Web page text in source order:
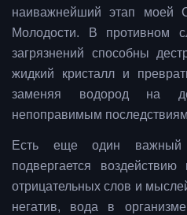
наиважнейший этап моей
Молодости. В противном
загрязнений способны
жидкий кристалл и
заменяя водород на
непоправимым
Есть еще один важный
подвергается
отрицательных слов и
негатив, вода в